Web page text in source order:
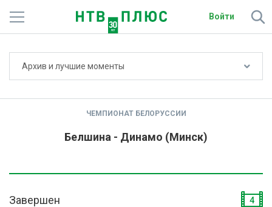
Войти
Архив и лучшие моменты
ЧЕМПИОНАТ БЕЛОРУССИИ
Белшина - Динамо (Минск)
Завершен 4